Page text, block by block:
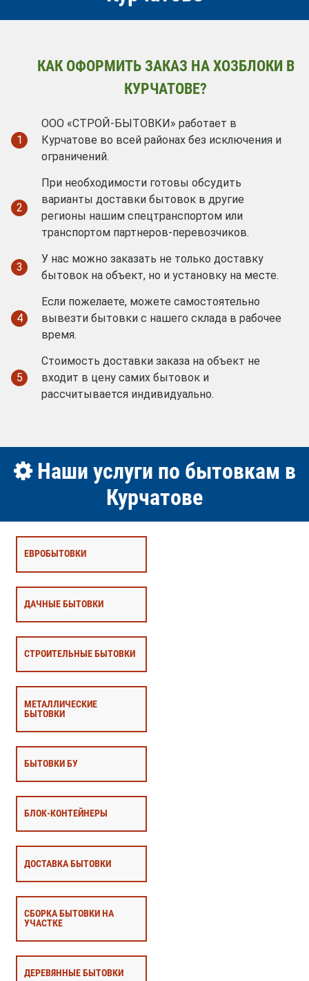
КАК ОФОРМИТЬ ЗАКАЗ НА ХОЗБЛОКИ В
КУРЧАТОВЕ?
1
ООО «СТРОЙ-БЫТОВКИ» работает в
Курчатове во всей районах без исключения и
ограничений.
2
При необходимости готовы обсудить
варианты доставки бытовок в другие
регионы нашим спецтранспортом или
транспортом партнеров-перевозчиков.
3
У нас можно заказать не только доставку
бытовок на объект, но и установку на месте.
4
Если пожелаете, можете самостоятельно
вывезти бытовки с нашего склада в рабочее
время.
5
Стоимость доставки заказа на объект не
входит в цену самих бытовок и
рассчитывается индивидуально.
Наши услуги по бытовкам в
Курчатове
ЕВРОБЫТОВКИ
ДАЧНЫЕ БЫТОВКИ
СТРОИТЕЛЬНЫЕ БЫТОВКИ
МЕТАЛЛИЧЕСКИЕ
БЫТОВКИ
БЫТОВКИ БУ
БЛОК-КОНТЕЙНЕРЫ
ДОСТАВКА БЫТОВКИ
СБОРКА БЫТОВКИ НА
УЧАСТКЕ
ДЕРЕВЯННЫЕ БЫТОВКИ